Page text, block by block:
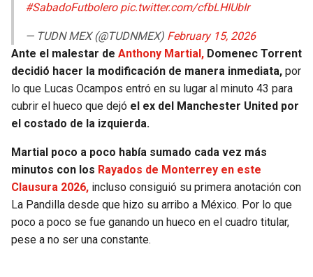
#SabadoFutbolero pic.twitter.com/cfbLHIUbIr
— TUDN MEX (@TUDNMEX) February 15, 2026
Ante el malestar de Anthony Martial, Domenec Torrent
decidió hacer la modificación de manera inmediata, por
lo que Lucas Ocampos entró en su lugar al minuto 43 para
cubrir el hueco que dejó el ex del Manchester United por
el costado de la izquierda.
Martial poco a poco había sumado cada vez más
minutos con los Rayados de Monterrey en este
Clausura 2026, incluso consiguió su primera anotación con
La Pandilla desde que hizo su arribo a México. Por lo que
poco a poco se fue ganando un hueco en el cuadro titular,
pese a no ser una constante.